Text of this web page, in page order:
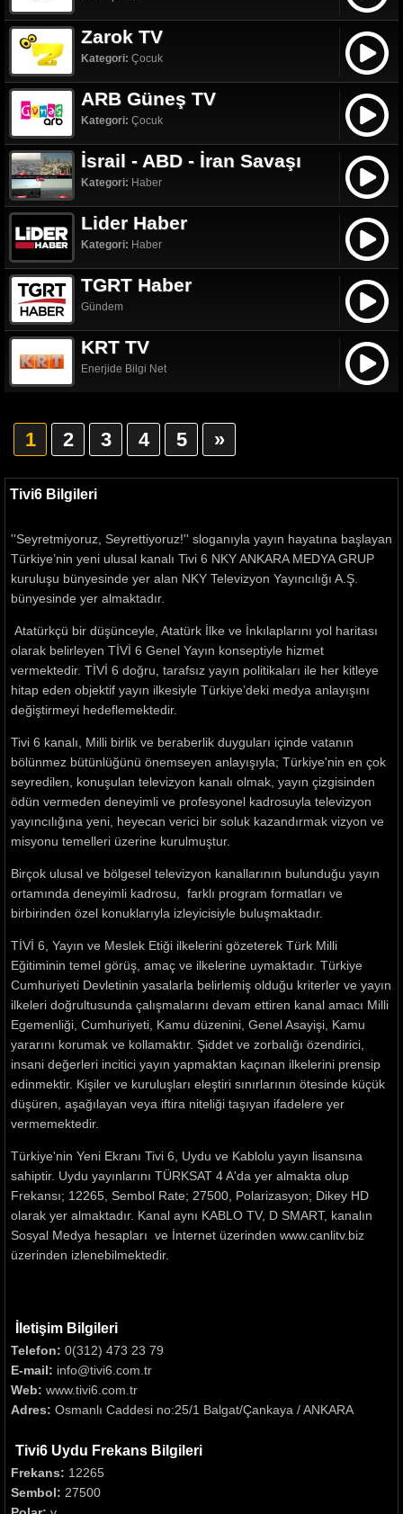
Zarok TV
Kategori: Çocuk
ARB Güneş TV
Kategori: Çocuk
İsrail - ABD - İran Savaşı
Kategori: Haber
Lider Haber
Kategori: Haber
TGRT Haber
Gündem
KRT TV
Enerjide Bilgi Net
1 2 3 4 5 »
Tivi6 Bilgileri
''Seyretmiyoruz, Seyrettiyoruz!'' sloganıyla yayın hayatına başlayan
Türkiye’nin yeni ulusal kanalı Tivi 6 NKY ANKARA MEDYA GRUP
kuruluşu bünyesinde yer alan NKY Televizyon Yayıncılığı A.Ş.
bünyesinde yer almaktadır.
Atatürkçü bir düşünceyle, Atatürk İlke ve İnkılaplarını yol haritası
olarak belirleyen TİVİ 6 Genel Yayın konseptiyle hizmet
vermektedir. TİVİ 6 doğru, tarafsız yayın politikaları ile her kitleye
hitap eden objektif yayın ilkesiyle Türkiye’deki medya anlayışını
değiştirmeyi hedeflemektedir.
Tivi 6 kanalı, Milli birlik ve beraberlik duyguları içinde vatanın
bölünmez bütünlüğünü önemseyen anlayışıyla; Türkiye'nin en çok
seyredilen, konuşulan televizyon kanalı olmak, yayın çizgisinden
ödün vermeden deneyimli ve profesyonel kadrosuyla televizyon
yayıncılığına yeni, heyecan verici bir soluk kazandırmak vizyon ve
misyonu temelleri üzerine kurulmuştur.
Birçok ulusal ve bölgesel televizyon kanallarının bulunduğu yayın
ortamında deneyimli kadrosu, farklı program formatları ve
birbirinden özel konuklarıyla izleyicisiyle buluşmaktadır.
TİVİ 6, Yayın ve Meslek Etiği ilkelerini gözeterek Türk Milli
Eğitiminin temel görüş, amaç ve ilkelerine uymaktadır. Türkiye
Cumhuriyeti Devletinin yasalarla belirlemiş olduğu kriterler ve yayın
ilkeleri doğrultusunda çalışmalarını devam ettiren kanal amacı Milli
Egemenliği, Cumhuriyeti, Kamu düzenini, Genel Asayişi, Kamu
yararını korumak ve kollamaktır. Şiddet ve zorbalığı özendirici,
insani değerleri incitici yayın yapmaktan kaçınan ilkelerini prensip
edinmektir. Kişiler ve kuruluşları eleştiri sınırlarının ötesinde küçük
düşüren, aşağılayan veya iftira niteliği taşıyan ifadelere yer
vermemektedir.
Türkiye'nin Yeni Ekranı Tivi 6, Uydu ve Kablolu yayın lisansına
sahiptir. Uydu yayınlarını TÜRKSAT 4 A'da yer almakta olup
Frekansı; 12265, Sembol Rate; 27500, Polarizasyon; Dikey HD
olarak yer almaktadır. Kanal aynı KABLO TV, D SMART, kanalın
Sosyal Medya hesapları ve İnternet üzerinden www.canlitv.biz
üzerinden izlenebilmektedir.
İletişim Bilgileri
Telefon: 0(312) 473 23 79
E-mail: info@tivi6.com.tr
Web: www.tivi6.com.tr
Adres: Osmanlı Caddesi no:25/1 Balgat/Çankaya / ANKARA
Tivi6 Uydu Frekans Bilgileri
Frekans: 12265
Sembol: 27500